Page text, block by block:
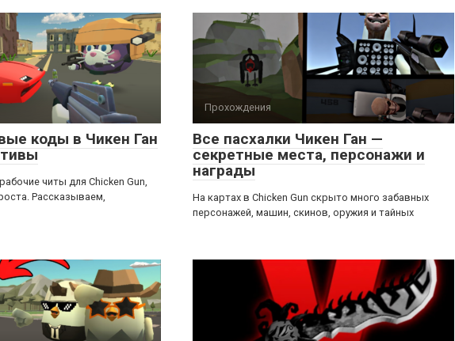
коды в Чикен Ган
читы для Chicken Gun,
Рассказываем,
Прохождения
Все пасхалки Чикен Ган —
секретные места, персонажи и
награды
На картах в Chicken Gun скрыто много забавных
персонажей, машин, скинов, оружия и тайных